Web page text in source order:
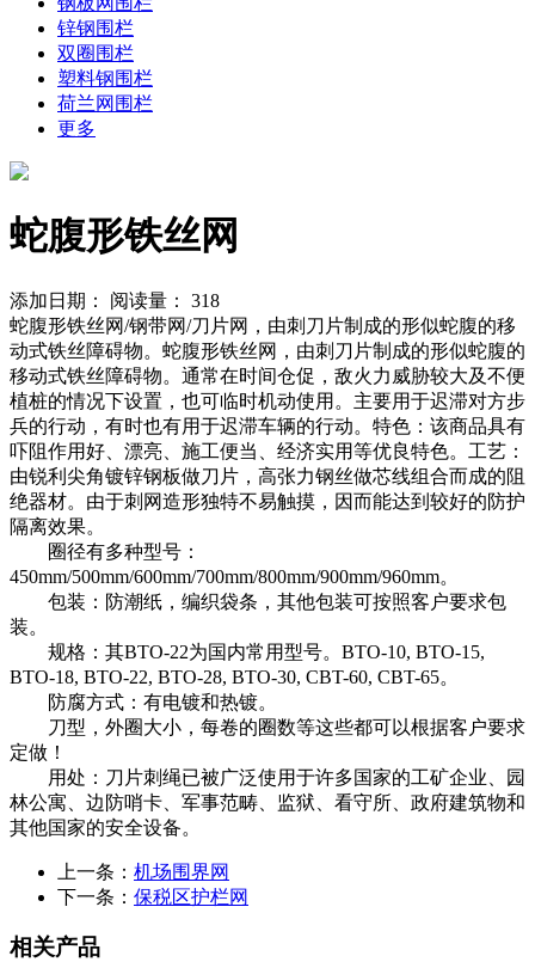
锌钢围栏
双圈围栏
塑料钢围栏
荷兰网围栏
更多
蛇腹形铁丝网
添加日期： 阅读量： 318
蛇腹形铁丝网/钢带网/刀片网，由刺刀片制成的形似蛇腹的移
动式铁丝障碍物。蛇腹形铁丝网，由刺刀片制成的形似蛇腹的
移动式铁丝障碍物。通常在时间仓促，敌火力威胁较大及不便
植桩的情况下设置，也可临时机动使用。主要用于迟滞对方步
兵的行动，有时也有用于迟滞车辆的行动。特色：该商品具有
吓阻作用好、漂亮、施工便当、经济实用等优良特色。工艺：
由锐利尖角镀锌钢板做刀片，高张力钢丝做芯线组合而成的阻
绝器材。由于刺网造形独特不易触摸，因而能达到较好的防护
隔离效果。
圈径有多种型号：
450mm/500mm/600mm/700mm/800mm/900mm/960mm。
包装：防潮纸，编织袋条，其他包装可按照客户要求包
装。
规格：其BTO-22为国内常用型号。BTO-10, BTO-15,
BTO-18, BTO-22, BTO-28, BTO-30, CBT-60, CBT-65。
防腐方式：有电镀和热镀。
刀型，外圈大小，每卷的圈数等这些都可以根据客户要求
定做！
用处：刀片刺绳已被广泛使用于许多国家的工矿企业、园
林公寓、边防哨卡、军事范畴、监狱、看守所、政府建筑物和
其他国家的安全设备。
上一条： 机场围界网
下一条： 保税区护栏网
相关产品